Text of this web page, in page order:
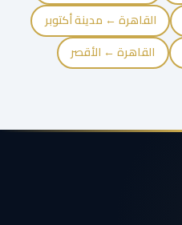
القاهرة ← مدينة أكتوبر
القاهرة ← الأقصر